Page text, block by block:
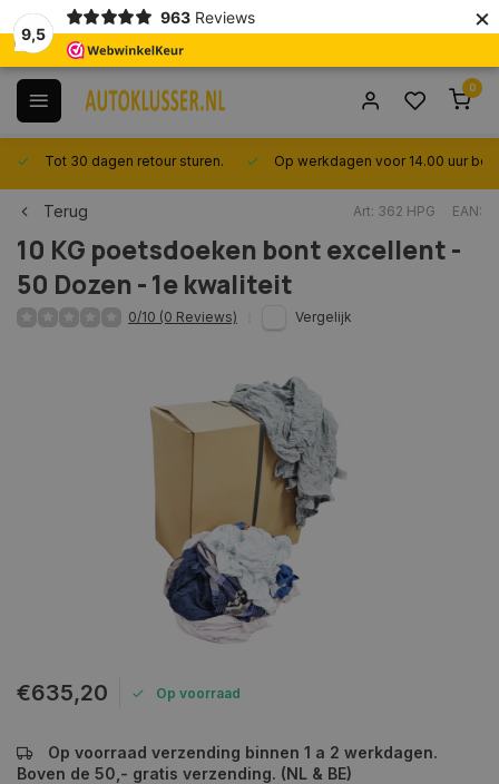
9,5
963 Reviews ×
0
Tot 30 dagen retour sturen. Op werkdagen voor 14.00 uur
Terug Art: 362 HPG EAN:
10 KG poetsdoeken bont excellent -
50 Dozen - 1e kwaliteit
0/10 (0 Reviews) Vergelijk
€635,20 Op voorraad
Op voorraad verzending binnen 1 a 2 werkdagen.
Boven de 50,- gratis verzending. (NL & BE)